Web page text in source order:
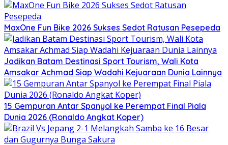
MaxOne Fun Bike 2026 Sukses Sedot Ratusan Pesepeda
Jadikan Batam Destinasi Sport Tourism, Wali Kota
Amsakar Achmad Siap Wadahi Kejuaraan Dunia Lainnya
15 Gempuran Antar Spanyol ke Perempat Final Piala
Dunia 2026 (Ronaldo Angkat Koper)